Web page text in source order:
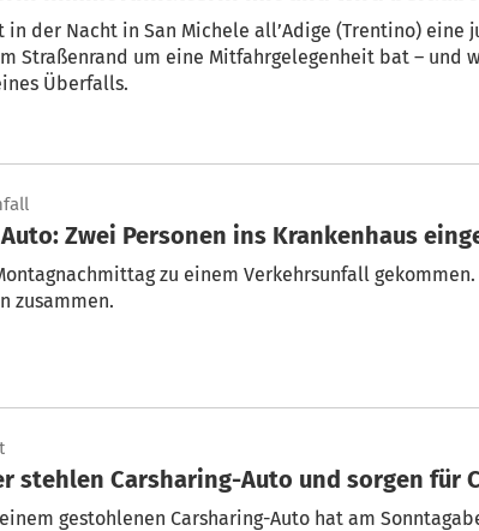
der Nacht in San Michele all’Adige (Trentino) eine
Straßenrand um eine Mitfahrgelegenheit bat – und
Überfalls.
Zwei Personen ins Krankenhaus
zu einem Verkehrsunfall gekommen.
zusammen.
 Bozen: Männer stehlen Carsharing-Auto und sorgen
gestohlenen Carsharing-Auto hat am